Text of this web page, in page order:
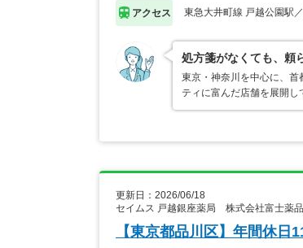
アクセス 東急大井町線 戸越公園駅
処方箋がなくても、頼
東京・神奈川を中心に、
ティに富んだ店舗を展開
更新日：2026/06/18
セイムス 戸越銀座薬局 株式会社富士薬
【東京都品川区】年間休